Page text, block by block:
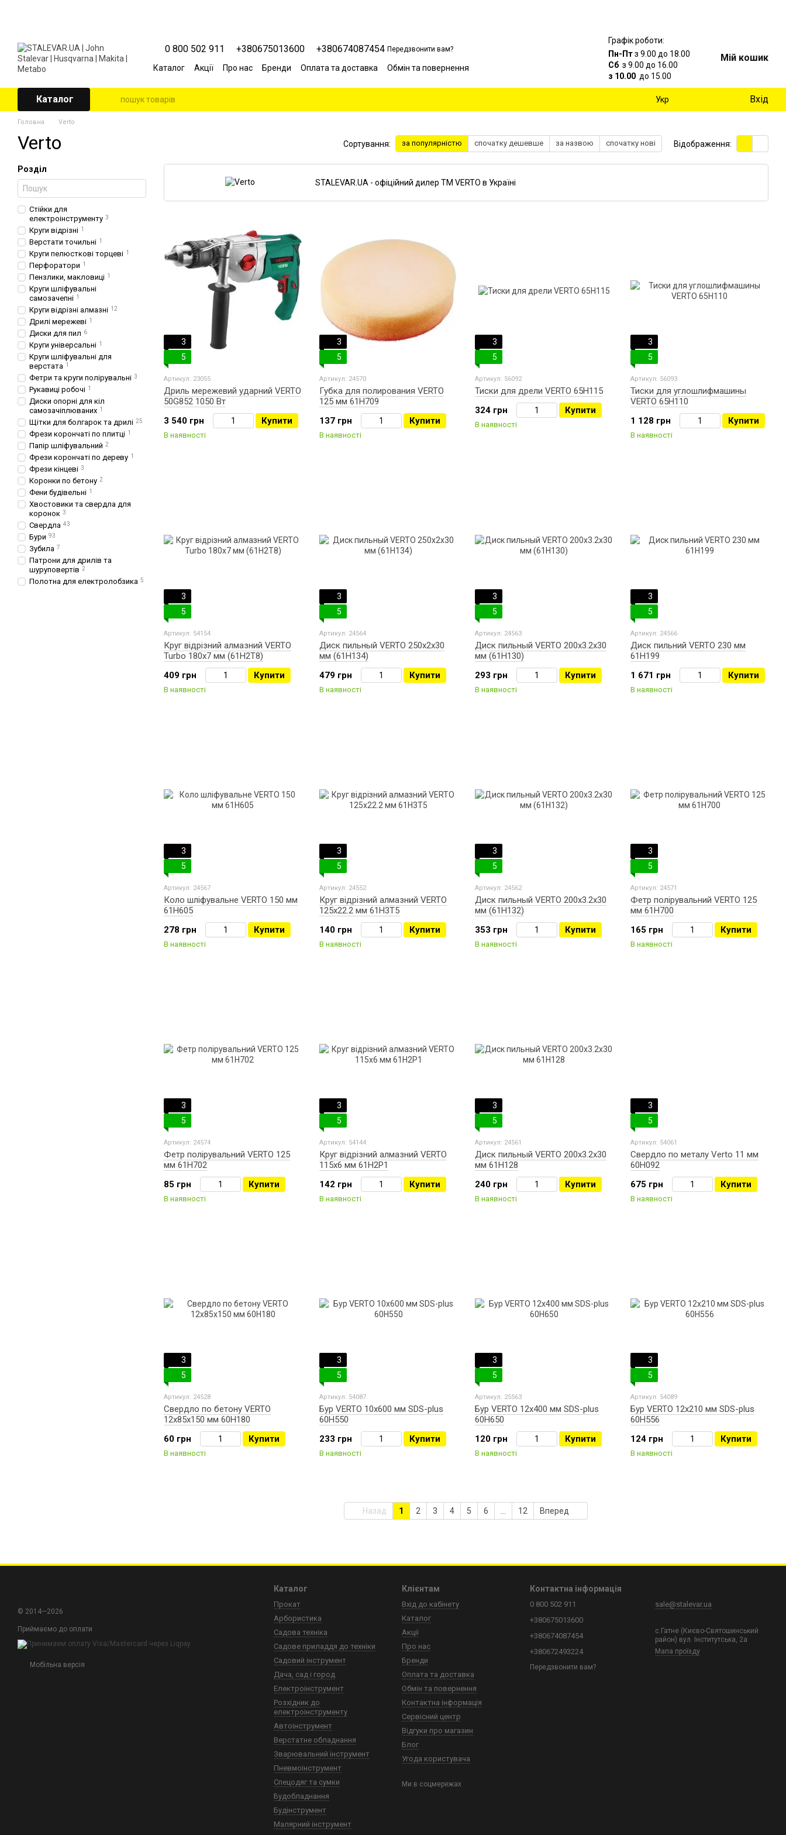
0 800 502 911 +380675013600 +380674087454 Передзвонити вам?
Каталог Акції Про нас Бренди Оплата та доставка
Обмін та повернення
Графік роботи:
Пн-Птз 9.00 до 18.00
Сб з 9.00 до 16.00
з 10.00 до 15.00
Мій кошик
Каталог Укр Вхід
Головна Verto
Verto Сортування: за популярністю спочатку дешевше за назвою спочатку нові Відображення:
STALEVAR.UA - офіційний дилер ТМ VERTO в Україні
3
5
Артикул: 23055
Дриль мережевий ударний VERTO
50G852 1050 Вт
3 540 грн
Купити
В наявності
3
5
Артикул: 24570
Губка для полирования VERTO
125 мм 61H709
137 грн
Купити
В наявності
3
5
Артикул: 56092
Тиски для дрели VERTO 65H115
324 грн
Купити
В наявності
3
5
Артикул: 56093
Тиски для углошлифмашины
VERTO 65H110
1 128 грн
Купити
В наявності
3
5
Артикул: 54154
Круг відрізний алмазний VERTO
Turbo 180х7 мм (61H2T8)
409 грн
Купити
В наявності
3
5
Артикул: 24564
Диск пильный VERTO 250х2х30
мм (61H134)
479 грн
Купити
В наявності
3
5
Артикул: 24563
Диск пильный VERTO 200х3.2х30
мм (61H130)
293 грн
Купити
В наявності
3
5
Артикул: 24566
Диск пильний VERTO 230 мм
61H199
1 671 грн
Купити
В наявності
3
5
Артикул: 24567
Коло шліфувальне VERTO 150 мм
61H605
278 грн
Купити
В наявності
3
5
Артикул: 24552
Круг відрізний алмазний VERTO
125х22.2 мм 61H3T5
140 грн
Купити
В наявності
3
5
Артикул: 24562
Диск пильный VERTO 200х3.2х30
мм (61H132)
353 грн
Купити
В наявності
3
5
Артикул: 24571
Фетр полірувальний VERTO 125
мм 61H700
165 грн
Купити
В наявності
3
5
Артикул: 24574
Фетр полірувальний VERTO 125
мм 61H702
85 грн
Купити
В наявності
3
5
Артикул: 54144
Круг відрізний алмазний VERTO
115х6 мм 61H2P1
142 грн
Купити
В наявності
3
5
Артикул: 24561
Диск пильный VERTO 200х3.2х30
мм 61H128
240 грн
Купити
В наявності
3
5
Артикул: 54061
Свердло по металу Verto 11 мм
60H092
675 грн
Купити
В наявності
3
5
Артикул: 24528
Свердло по бетону VERTO
12х85х150 мм 60H180
60 грн
Купити
В наявності
3
5
Артикул: 54087
Бур VERTO 10х600 мм SDS-plus
60H550
233 грн
Купити
В наявності
3
5
Артикул: 25563
Бур VERTO 12х400 мм SDS-plus
60H650
120 грн
Купити
В наявності
3
5
Артикул: 54089
Бур VERTO 12х210 мм SDS-plus
60H556
124 грн
Купити
В наявності
Назад 1 2 3 4 5 6 12 Вперед
Розділ
Стійки для
електроінструменту 3
Круги відрізні 1
Верстати точильні 1
Круги пелюсткові торцеві 1
Перфоратори 1
Пензлики, макловиці 1
Круги шліфувальні
самозачепні 1
Круги відрізні алмазні 12
Дрилі мережеві 1
Диски для пил 6
Круги універсальні 1
Круги шліфувальні для
верстата 1
Фетри та круги полірувальні 3
Рукавиці робочі 1
Диски опорні для кіл
самозачіплюваних 1
Щітки для болгарок та дрилі 25
Фрези корончаті по плитці 1
Папір шліфувальний 2
Фрези корончаті по дереву 1
Фрези кінцеві 3
Коронки по бетону 2
Фени будівельні 1
Хвостовики та свердла для
коронок 3
Свердла 43
Бури 93
Зубила 7
Патрони для дрилів та
шуруповертів 2
Полотна для електролобзика 5
© 2014—2026
Приймаємо до оплати
Мобільна версія
Каталог
Прокат
Арбористика
Садова техніка
Садове приладдя до техніки
Садовий інструмент
Дача, сад і город
Електроінструмент
Розхідник до
електроінструменту
Автоінструмент
Верстатне обладнання
Зварювальний інструмент
Пневмоінструмент
Спецодяг та сумки
Будобладнання
Будінструмент
Малярний інструмент
Клієнтам
Вхід до кабінету
Каталог
Акції
Про нас
Бренди
Оплата та доставка
Обмін та повернення
Контактна інформація
Сервісний центр
Відгуки про магазин
Блог
Угода користувача
Ми в соцмережах
Контактна інформація
0 800 502 911
+380675013600
+380674087454
+380672493224
Передзвонити вам?
sale@stalevar.ua
с.Гатне (Києво-Святошинський
район) вул. Інститутська, 2а
Мапа проїзду